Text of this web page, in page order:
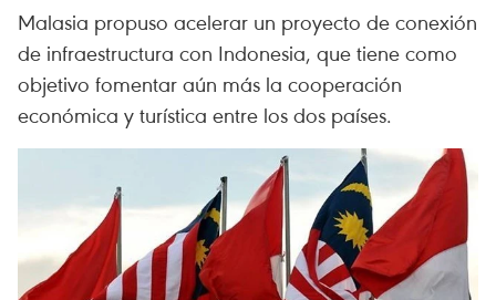
Malasia propuso acelerar un proyecto de conexión
de infraestructura con Indonesia, que tiene como
objetivo fomentar aún más la cooperación
económica y turística entre los dos países.